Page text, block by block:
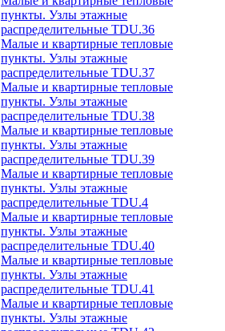
пункты. Узлы этажные
распределительные TDU.36
Малые и квартирные тепловые
пункты. Узлы этажные
распределительные TDU.37
Малые и квартирные тепловые
пункты. Узлы этажные
распределительные TDU.38
Малые и квартирные тепловые
пункты. Узлы этажные
распределительные TDU.39
Малые и квартирные тепловые
пункты. Узлы этажные
распределительные TDU.4
Малые и квартирные тепловые
пункты. Узлы этажные
распределительные TDU.40
Малые и квартирные тепловые
пункты. Узлы этажные
распределительные TDU.41
Малые и квартирные тепловые
пункты. Узлы этажные